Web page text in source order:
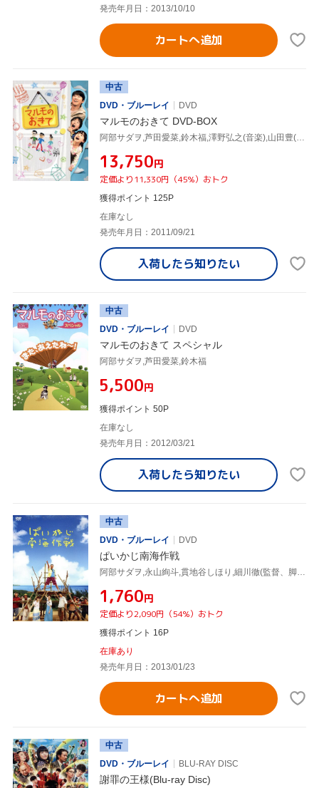
発売年月日：2013/10/10
カートへ追加
中古
DVD・ブルーレイ
DVD
マルモのおきて DVD-BOX
阿部サダヲ,芦田愛菜,鈴木福,澤野弘之(音楽),山田豊(音楽)
¥13,750円
定価より11,330円（45%）おトク
獲得ポイント 125P
在庫なし
発売年月日：2011/09/21
入荷したら知りたい
中古
DVD・ブルーレイ
DVD
マルモのおきて スペシャル
阿部サダヲ,芦田愛菜,鈴木福
¥5,500円
獲得ポイント 50P
在庫なし
発売年月日：2012/03/21
入荷したら知りたい
中古
DVD・ブルーレイ
DVD
ぱいかじ南海作戦
¥1,760円
定価より2,090円（54%）おトク
獲得ポイント 16P
在庫あり
発売年月日：2013/01/23
カートへ追加
中古
DVD・ブルーレイ
BLU-RAY DISC
謝罪の王様(Blu-ray Disc)